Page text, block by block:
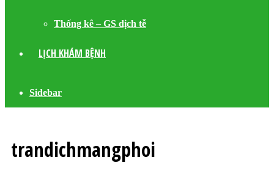
Thống kê – GS dịch tễ
LỊCH KHÁM BỆNH
Sidebar
trandichmangphoi